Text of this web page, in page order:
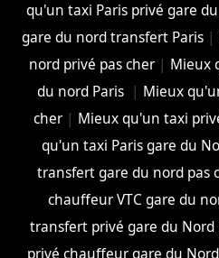
qu'un taxi Paris privé gare
gare du nord transfert Paris|
nord privé pas cher | Mieux
du nord Paris | Mieux
cher | Mieux qu'un taxi
qu'un taxi Paris gare du
transfert gare du nord pas
chauffeur VTC gare du
transfert privé gare du Nord
privé chauffeur gare du Nord